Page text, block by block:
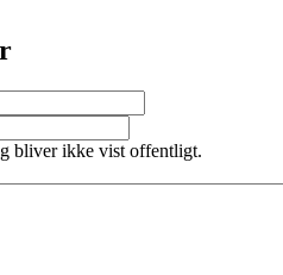
bliver ikke vist offentligt.